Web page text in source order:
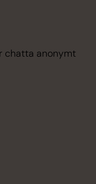
chatta anonymt